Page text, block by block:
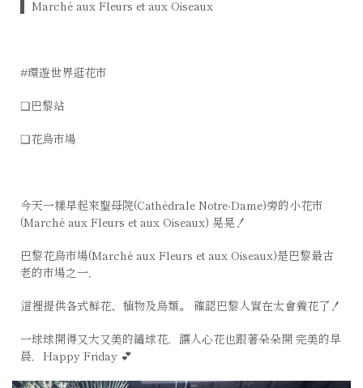
▌ Marché aux Fleurs et aux Oiseaux
#環遊世界逛花市
❑巴黎站
❑花鳥市場
今天一樣早起來聖母院(Cathédrale Notre-Dame)旁的小花市
(Marché aux Fleurs et aux Oiseaux) 晃晃！
巴黎花鳥市場(Marché aux Fleurs et aux Oiseaux)是巴黎最古
老的市場之一，
這裡提供各式鮮花、植物及鳥類。 確認巴黎人實在太會養花了！
一球球開得又大又美的繡球花，讓人心花也跟著朵朵開 完美的早
晨，Happy Friday 💕